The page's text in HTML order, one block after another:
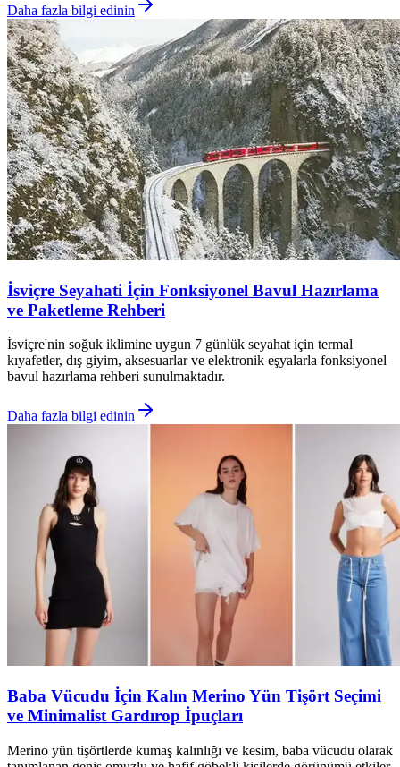
Daha fazla bilgi edinin
İsviçre Seyahati İçin Fonksiyonel Bavul Hazırlama
ve Paketleme Rehberi
İsviçre'nin soğuk iklimine uygun 7 günlük seyahat için termal
kıyafetler, dış giyim, aksesuarlar ve elektronik eşyalarla fonksiyonel
bavul hazırlama rehberi sunulmaktadır.
Daha fazla bilgi edinin
Baba Vücudu İçin Kalın Merino Yün Tişört Seçimi
ve Minimalist Gardırop İpuçları
Merino yün tişörtlerde kumaş kalınlığı ve kesim, baba vücudu olarak